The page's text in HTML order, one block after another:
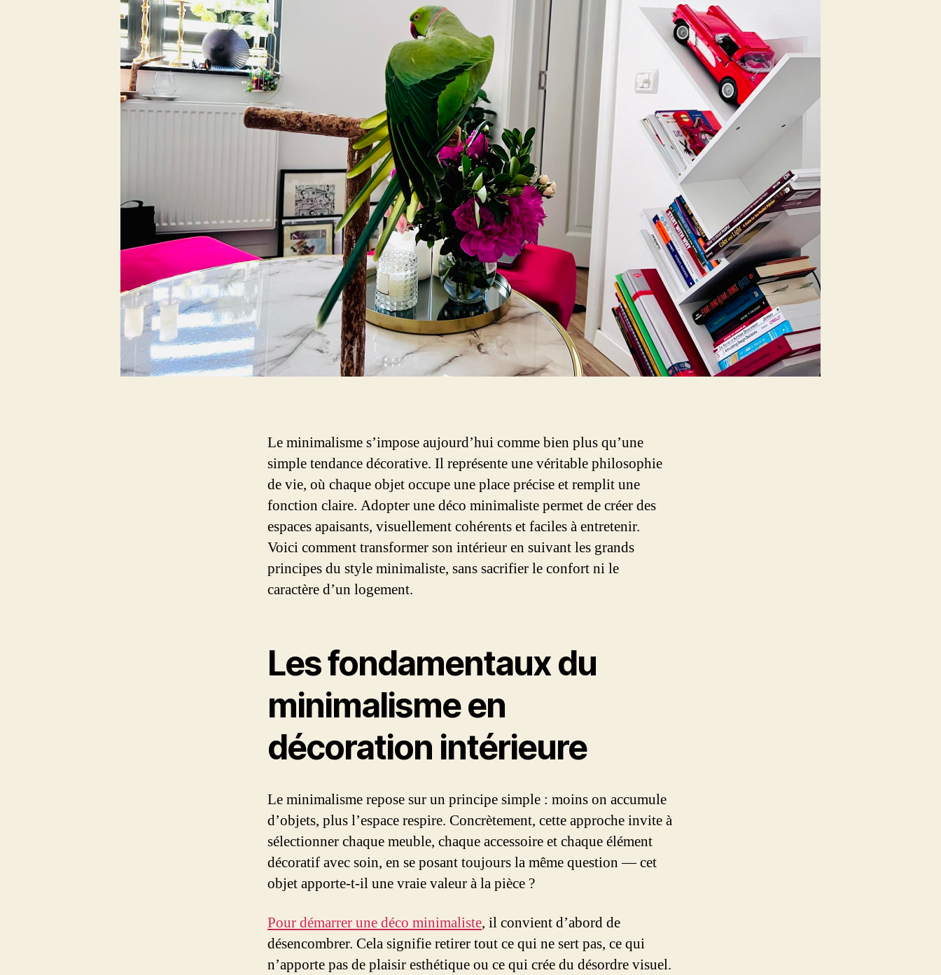
Le minimalisme s’impose aujourd’hui comme bien plus qu’une
simple tendance décorative. Il représente une véritable philosophie
de vie, où chaque objet occupe une place précise et remplit une
fonction claire. Adopter une déco minimaliste permet de créer des
espaces apaisants, visuellement cohérents et faciles à entretenir.
Voici comment transformer son intérieur en suivant les grands
principes du style minimaliste, sans sacrifier le confort ni le
caractère d’un logement.
Les fondamentaux du
minimalisme en
décoration intérieure
Le minimalisme repose sur un principe simple : moins on accumule
d’objets, plus l’espace respire. Concrètement, cette approche invite à
sélectionner chaque meuble, chaque accessoire et chaque élément
décoratif avec soin, en se posant toujours la même question — cet
objet apporte-t-il une vraie valeur à la pièce ?
Pour démarrer une déco minimaliste, il convient d’abord de
désencombrer. Cela signifie retirer tout ce qui ne sert pas, ce qui
n’apporte pas de plaisir esthétique ou ce qui crée du désordre visuel.